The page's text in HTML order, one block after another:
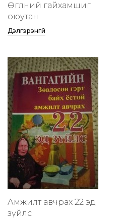
Өглөөний гайхамшиг
оюутан
Дэлгэрэнгүй
Амжилт авчрах 22 эд
зүйлс